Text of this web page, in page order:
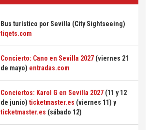
Bus turístico por Sevilla (City Sightseeing)
tiqets.com
Concierto: Cano en Sevilla 2027 (viernes 21
de mayo) entradas.com
Conciertos: Karol G en Sevilla 2027 (11 y 12
de junio) ticketmaster.es (viernes 11) y
ticketmaster.es (sábado 12)